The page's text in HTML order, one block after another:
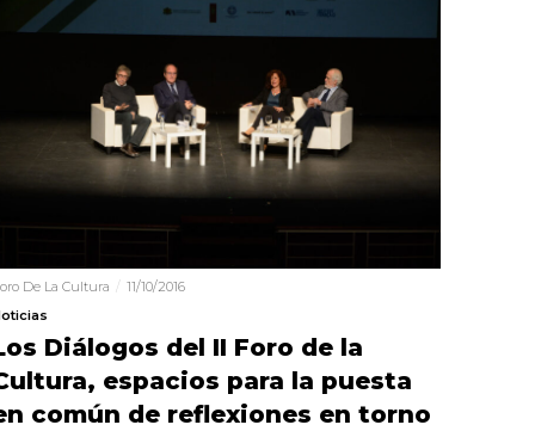
De La Cultura
11/10/2016
Diálogos del II Foro de la
espacios para la puesta
común de reflexiones en torno